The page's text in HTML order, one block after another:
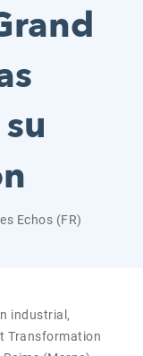
Echos (FR)
industrial,
Transformation